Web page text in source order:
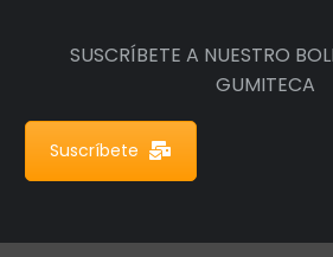
SUSCRÍBETE A NUESTRO
GUMITECA
Suscríbete